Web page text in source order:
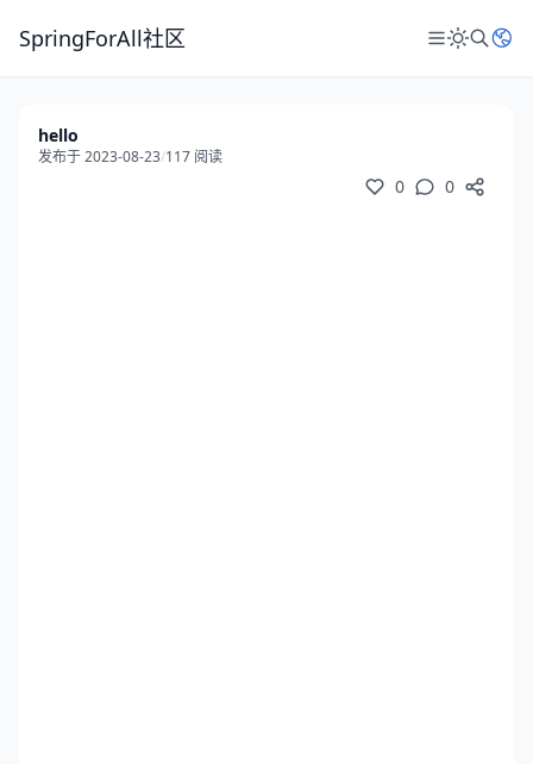
SpringForAll社区
hello
发布于 2023-08-23/117 阅读
0 0